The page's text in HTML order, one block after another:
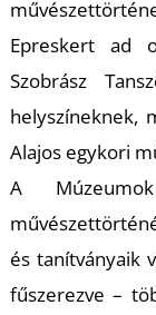
Epreskert ad
Szobrász
helyszíneknek,
Alajos egykori
A
és tanítványaik
fűszerezve –